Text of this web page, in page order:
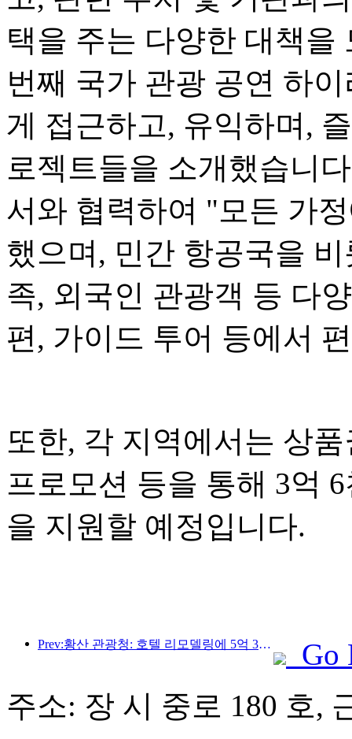
택을 주는 다양한 대책을
번째 국가 관광 공연 하
게 접근하고, 유익하며,
로젝트들을 소개했습니
서와 협력하여 "모든 가
했으며, 민간 항공국을
족, 외국인 관광객 등 다
편, 가이드 투어 등에서
또한, 각 지역에서는 상
프로모션 등을 통해 3억
을 지원할 예정입니다.
Prev:황산 관광청: 호텔 리모델링에 5억 3천만 위안 투자 계획
Go
주소: 장 시 중로 180 호,